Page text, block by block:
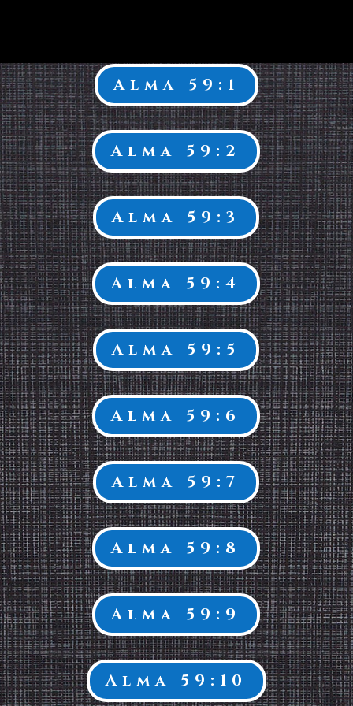
Alma 59:1
Alma 59:2
Alma 59:3
Alma 59:4
Alma 59:5
Alma 59:6
Alma 59:7
Alma 59:8
Alma 59:9
Alma 59:10